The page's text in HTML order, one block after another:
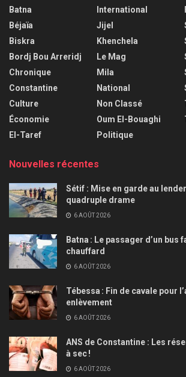
Batna
Béjaïa
Biskra
Bordj Bou Arreridj
Chronique
Constantine
Culture
Économie
El-Taref
International
Jijel
Khenchela
Le Mag
Mila
National
Non Classé
Oum El-Bouaghi
Politique
Nouvelles récentes
Sétif : Mise en garde au
quadruple drame
6 AOÛT 2026
Batna : Le passager d’un bus
chauffard
6 AOÛT 2026
Tébessa : Fin de cavale pour
enlèvement
6 AOÛT 2026
ANS de Constantine : Les
à sec !
6 AOÛT 2026